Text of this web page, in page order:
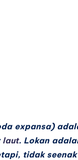
expansa)
laut. Lokan
tidak